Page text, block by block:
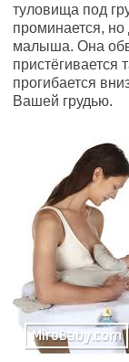
туловища под
проминается,
малыша. Она
пристёгивается
прогибается
Вашей грудью.